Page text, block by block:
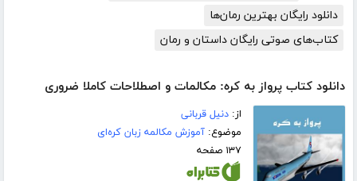
دانلود رایگان بهترین رمان‌ها
کتاب‌های صوتی رایگان داستان و رمان
دانلود کتاب پرواز به کره: مکالمات و اصطلاحات کاملا ضروری
از:دنیل قربانی
موضوع:آموزش مکالمه زبان کره‌ای
۱۳۷ صفحه